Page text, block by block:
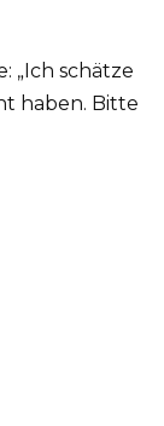
„Ich schätze
haben. Bitte